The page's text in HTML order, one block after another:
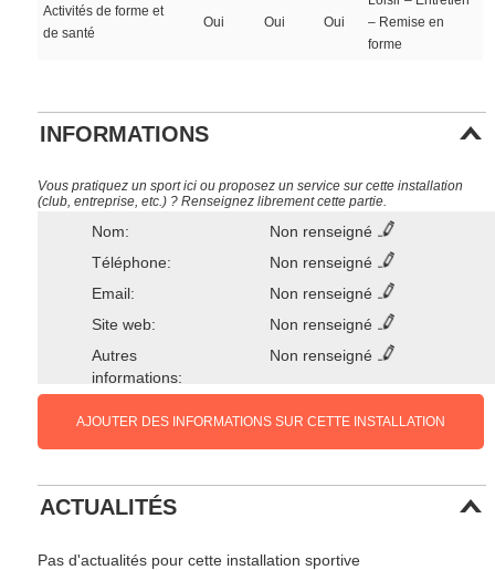
Activités de forme et
de santé
Oui Oui Oui
– Remise en
forme
INFORMATIONS
Vous pratiquez un sport ici ou proposez un service sur cette installation
(club, entreprise, etc.) ? Renseignez librement cette partie.
Nom:
Non renseigné
Téléphone:
Non renseigné
Email:
Non renseigné
Site web:
Non renseigné
Autres
informations:
Non renseigné
AJOUTER DES INFORMATIONS SUR CETTE INSTALLATION
ACTUALITÉS
Pas d'actualités pour cette installation sportive